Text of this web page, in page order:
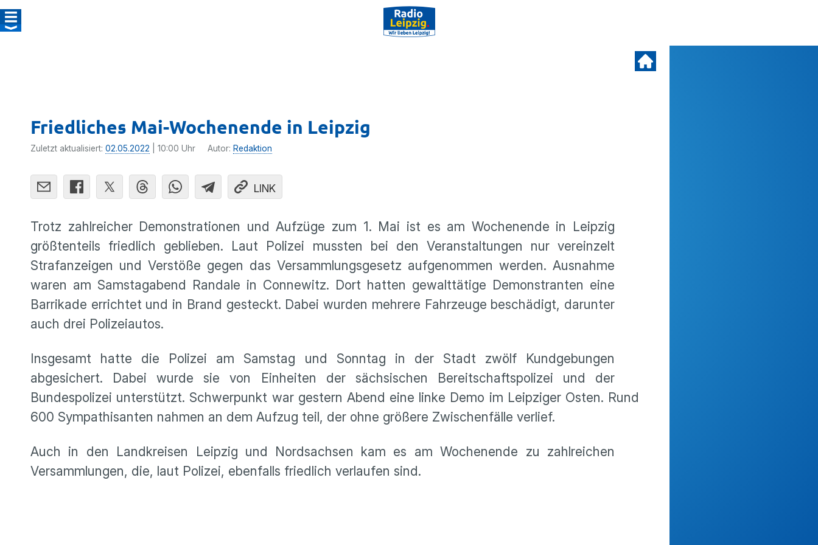
Friedliches Mai-Wochenende in Leipzig
Zuletzt aktualisiert: 02.05.2022 | 10:00 Uhr Autor: Redaktion
LINK
Trotz zahlreicher Demonstrationen und Aufzüge zum 1. Mai ist es am Wochenende in Leipzig
größtenteils friedlich geblieben. Laut Polizei mussten bei den Veranstaltungen nur vereinzelt
Strafanzeigen und Verstöße gegen das Versammlungsgesetz aufgenommen werden. Ausnahme
waren am Samstagabend Randale in Connewitz. Dort hatten gewalttätige Demonstranten eine
Barrikade errichtet und in Brand gesteckt. Dabei wurden mehrere Fahrzeuge beschädigt, darunter
auch drei Polizeiautos.
Insgesamt hatte die Polizei am Samstag und Sonntag in der Stadt zwölf Kundgebungen
abgesichert. Dabei wurde sie von Einheiten der sächsischen Bereitschaftspolizei und der
Bundespolizei unterstützt. Schwerpunkt war gestern Abend eine linke Demo im Leipziger Osten. Rund
600 Sympathisanten nahmen an dem Aufzug teil, der ohne größere Zwischenfälle verlief.
Auch in den Landkreisen Leipzig und Nordsachsen kam es am Wochenende zu zahlreichen
Versammlungen, die, laut Polizei, ebenfalls friedlich verlaufen sind.